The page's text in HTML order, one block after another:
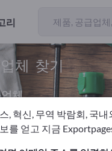
리
체 찾기
체
, 혁신, 무역 박람회, 국
를 얻고 지금